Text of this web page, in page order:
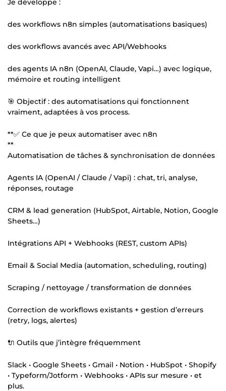
Je développe :
des workflows n8n simples (automatisations basiques)
des workflows avancés avec API/Webhooks
des agents IA n8n (OpenAI, Claude, Vapi…) avec logique,
mémoire et routing intelligent
🎯 Objectif : des automatisations qui fonctionnent
vraiment, adaptées à vos process.
**✅ Ce que je peux automatiser avec n8n
**
Automatisation de tâches & synchronisation de données
Agents IA (OpenAI / Claude / Vapi) : chat, tri, analyse,
réponses, routage
CRM & lead generation (HubSpot, Airtable, Notion, Google
Sheets…)
Intégrations API + Webhooks (REST, custom APIs)
Email & Social Media (automation, scheduling, routing)
Scraping / nettoyage / transformation de données
Correction de workflows existants + gestion d’erreurs
(retry, logs, alertes)
🔌 Outils que j’intègre fréquemment
Slack • Google Sheets • Gmail • Notion • HubSpot • Shopify
• Typeform/Jotform • Webhooks • APIs sur mesure • et
plus.